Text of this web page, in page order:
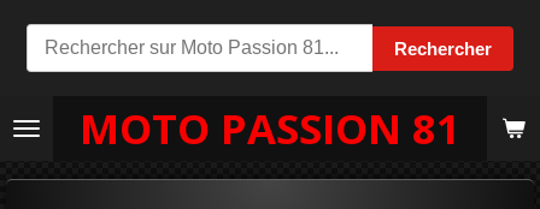
Rechercher
Passer
au
principal
MOTO PASSION 81